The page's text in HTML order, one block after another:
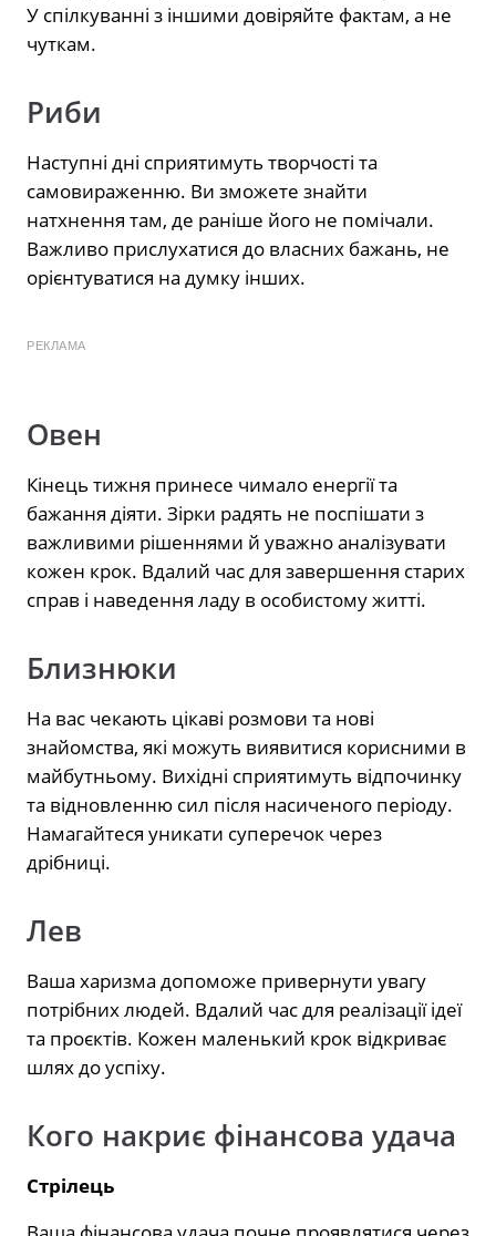
У спілкуванні з іншими довіряйте фактам, а не
чуткам.
Риби
Наступні дні сприятимуть творчості та
самовираженню. Ви зможете знайти
натхнення там, де раніше його не помічали.
Важливо прислухатися до власних бажань, не
орієнтуватися на думку інших.
РЕКЛАМА
Овен
Кінець тижня принесе чимало енергії та
бажання діяти. Зірки радять не поспішати з
важливими рішеннями й уважно аналізувати
кожен крок. Вдалий час для завершення старих
справ і наведення ладу в особистому житті.
Близнюки
На вас чекають цікаві розмови та нові
знайомства, які можуть виявитися корисними в
майбутньому. Вихідні сприятимуть відпочинку
та відновленню сил після насиченого періоду.
Намагайтеся уникати суперечок через
дрібниці.
Лев
Ваша харизма допоможе привернути увагу
потрібних людей. Вдалий час для реалізації ідеї
та проєктів. Кожен маленький крок відкриває
шлях до успіху.
Кого накриє фінансова удача
Стрілець